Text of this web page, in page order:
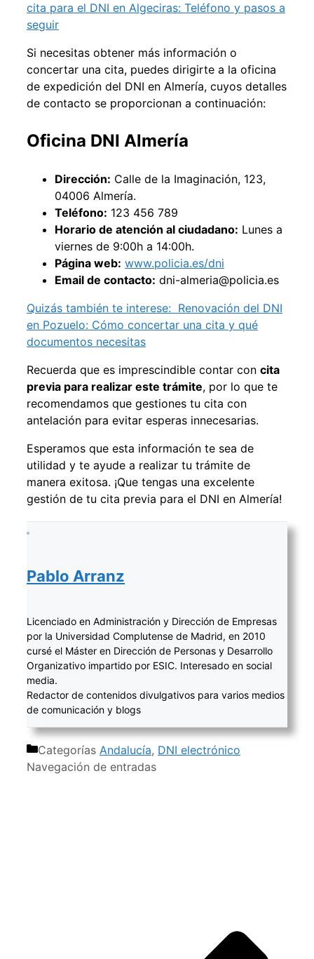
cita para el DNI en Algeciras: Teléfono y pasos a
seguir
Si necesitas obtener más información o
concertar una cita, puedes dirigirte a la oficina
de expedición del DNI en Almería, cuyos detalles
de contacto se proporcionan a continuación:
Oficina DNI Almería
Dirección: Calle de la Imaginación, 123,
04006 Almería.
Teléfono: 123 456 789
Horario de atención al ciudadano: Lunes a
viernes de 9:00h a 14:00h.
Página web: www.policia.es/dni
Email de contacto: dni-almeria@policia.es
Quizás también te interese: Renovación del DNI
en Pozuelo: Cómo concertar una cita y qué
documentos necesitas
Recuerda que es imprescindible contar con cita
previa para realizar este trámite, por lo que te
recomendamos que gestiones tu cita con
antelación para evitar esperas innecesarias.
Esperamos que esta información te sea de
utilidad y te ayude a realizar tu trámite de
manera exitosa. ¡Que tengas una excelente
gestión de tu cita previa para el DNI en Almería!
Pablo Arranz
Licenciado en Administración y Dirección de Empresas
por la Universidad Complutense de Madrid, en 2010
cursé el Máster en Dirección de Personas y Desarrollo
Organizativo impartido por ESIC. Interesado en social
media.
Redactor de contenidos divulgativos para varios medios
de comunicación y blogs
Categorías Andalucía, DNI electrónico
Navegación de entradas